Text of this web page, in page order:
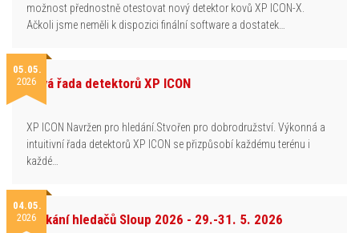
možnost přednostně otestovat nový detektor kovů XP ICON-X.
Ačkoli jsme neměli k dispozici finální software a dostatek…
05.05.
2026Nová řada detektorů XP ICON
XP ICON Navržen pro hledání.Stvořen pro dobrodružství. Výkonná a
intuitivní řada detektorů XP ICON se přizpůsobí každému terénu i
každé…
04.05.
2026Setkání hledačů Sloup 2026 - 29.-31. 5. 2026